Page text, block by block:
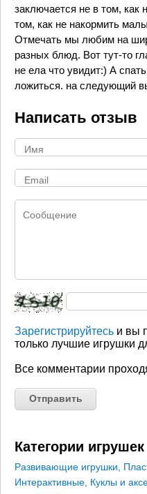
заключается не в том, как
том, как не накормить
Отмечать мы любим на
разных блюд. Вот тут-то
не ела что увидит:) А
ложиться. на следующий
Написать отзыв
Зарегистрируйтесь и вы
только лучшие игрушки
Все комментарии
Категории игрушек
Развивающие игрушки
Интерактивные Куклы и